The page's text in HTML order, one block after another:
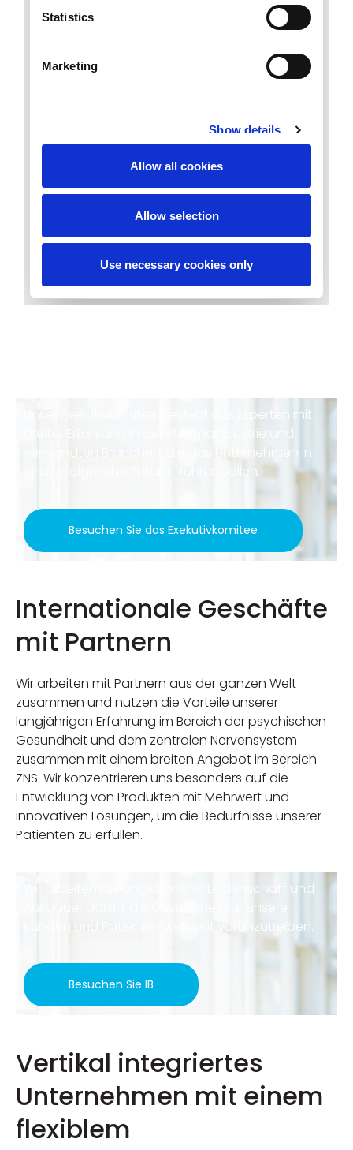
Unser Exekutivkomitee besteht aus Experten mit
breiter Erfahrung in der Pharmaindustrie und
verwandten Branchen, die das Unternehmen in
eine erfolgreiche Zukunft führen sollen.
Besuchen Sie das Exekutivkomitee
Internationale Geschäfte
mit Partnern
Wir arbeiten mit Partnern aus der ganzen Welt
zusammen und nutzen die Vorteile unserer
langjährigen Erfahrung im Bereich der psychischen
Gesundheit und dem zentralen Nervensystem
zusammen mit einem breiten Angebot im Bereich
ZNS. Wir konzentrieren uns besonders auf die
Entwicklung von Produkten mit Mehrwert und
innovativen Lösungen, um die Bedürfnisse unserer
Patienten zu erfüllen.
Wir arbeiten mit angeborener Leidenschaft und
Ausdauer daran, die Gesundheit für unsere
Kunden und Patienten weltweit voranzutreiben.
Besuchen Sie IB
Vertikal integriertes
Unternehmen mit einem
flexiblem